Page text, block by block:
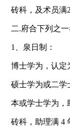
砖科， 及术员满2
二.府合下列之
1 泉 日制：
博士学为 ，认定
硕士学为或二学
本或学士学为
砖科，助理满 4